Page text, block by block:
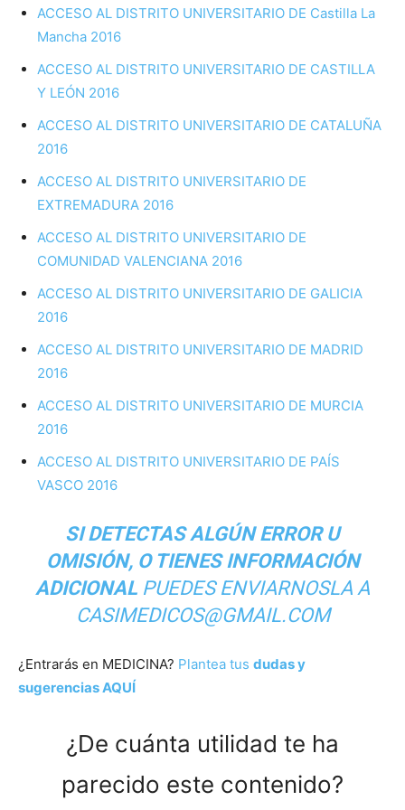
ACCESO AL DISTRITO UNIVERSITARIO DE Castilla La
Mancha 2016
ACCESO AL DISTRITO UNIVERSITARIO DE CASTILLA
Y LEÓN 2016
ACCESO AL DISTRITO UNIVERSITARIO DE CATALUÑA
2016
ACCESO AL DISTRITO UNIVERSITARIO DE
EXTREMADURA 2016
ACCESO AL DISTRITO UNIVERSITARIO DE
COMUNIDAD VALENCIANA 2016
ACCESO AL DISTRITO UNIVERSITARIO DE GALICIA
2016
ACCESO AL DISTRITO UNIVERSITARIO DE MADRID
2016
ACCESO AL DISTRITO UNIVERSITARIO DE MURCIA
2016
ACCESO AL DISTRITO UNIVERSITARIO DE PAÍS
VASCO 2016
SI DETECTAS ALGÚN ERROR U
OMISIÓN, O TIENES INFORMACIÓN
ADICIONAL PUEDES ENVIARNOSLA A
CASIMEDICOS@GMAIL.COM
¿Entrarás en MEDICINA? Plantea tus dudas y
sugerencias AQUÍ
¿De cuánta utilidad te ha
parecido este contenido?